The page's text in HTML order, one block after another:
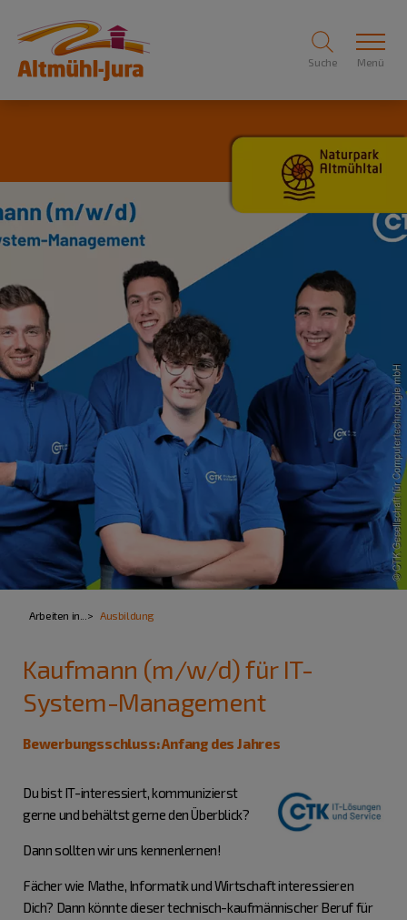
Suche Menü
Arbeiten in... Ausbildung
Kaufmann (m/w/d) für IT-
System-Management
Bewerbungsschluss: Anfang des Jahres
Du bist IT-interessiert, kommunizierst
gerne und behältst gerne den Überblick?
Dann sollten wir uns kennenlernen!
Fächer wie Mathe, Informatik und Wirtschaft interessieren
Dich? Dann könnte dieser technisch-kaufmännischer Beruf für